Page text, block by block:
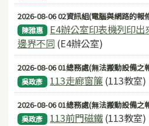
2026-08-06 02資訊組(電腦與網路的報
陳雅惠
E4辦公室印表機列印
邊界不同 (E4辦公室)
2026-08-06 01總務處(無法搬動設備之
吳政彥 113走廊窗簾 (113教室)
2026-08-06 01總務處(無法搬動設備之
吳政彥 113前門磁鐵 (113教室)